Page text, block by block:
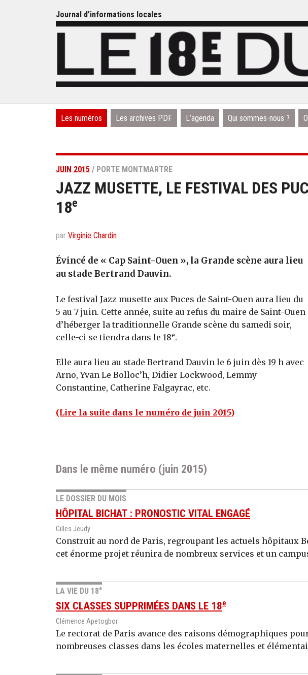
Journal d’informations locales
Les numéros Les archives PDF L’agenda Qui sommes-nous ?
JUIN 2015 / PORTE MONTMARTRE
JAZZ MUSETTE, LE FESTIVAL DES
18e
par Virginie Chardin
Évincé de « Cap Saint-Ouen », la Grande scène aura lieu
au stade Bertrand Dauvin.
Le festival Jazz musette aux Puces de Saint-Ouen aura lieu du
5 au 7 juin. Cette année, suite au refus du maire de Saint-Ouen
d’héberger la traditionnelle Grande scène du samedi soir,
celle-ci se tiendra dans le 18e.
Elle aura lieu au stade Bertrand Dauvin le 6 juin dès 19 h avec
Arno, Yvan Le Bolloc’h, Didier Lockwood, Lemmy
Constantine, Catherine Falgayrac, etc.
(Lire la suite dans le numéro de juin 2015)
Dans le même numéro (juin 2015)
LE DOSSIER DU MOIS
HÔPITAL BICHAT : PRONOSTIC VITAL ENGAGÉ
Gilles Jeudy
Construit au nord de Paris, regroupant les actuels hôpitaux
cet énorme projet réunira de nombreux services et un
LA VIE DU 18e
SIX CLASSES SUPPRIMÉES DANS LE 18e
Clémence Apetogbor
Le rectorat de Paris avance des raisons démographiques
nombreuses classes dans les écoles maternelles et